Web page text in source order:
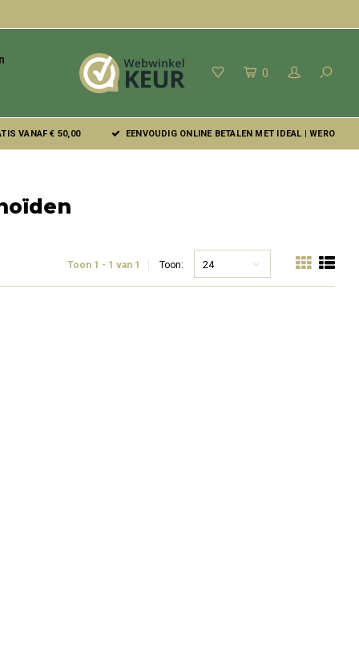
0
VANAF € 50,00 EENVOUDIG ONLINE BETALEN MET IDEAL | WERO
Toon 1 - 1 van 1 Toon: 24